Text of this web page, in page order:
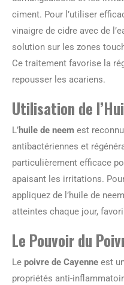
ciment. Pour l’utiliser
vinaigre de cidre avec de
solution sur les zones
Ce traitement favorise la
repousser les acariens.
Utilisation de
L’huile de neem est
antibactériennes et
particulièrement efficace
apaisant les irritations.
appliquez de l’huile de
atteintes chaque jour,
Le Pouvoir du
Le poivre de Cayenne est
propriétés anti-